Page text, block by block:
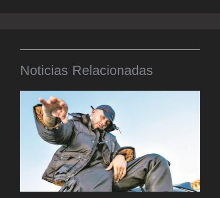
Noticias Relacionadas